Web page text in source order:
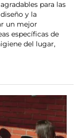
para las
y la
un mejor
específicas de
del lugar,